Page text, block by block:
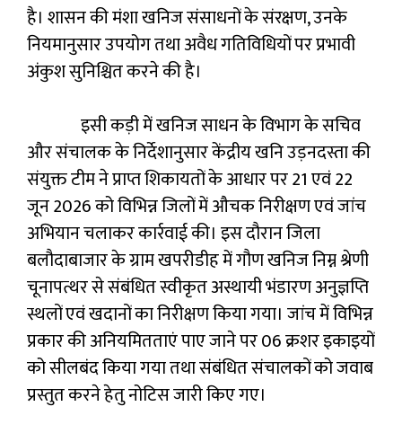
है। शासन की मंशा खनिज संसाधनों के संरक्षण, उनके
नियमानुसार उपयोग तथा अवैध गतिविधियों पर प्रभावी
अंकुश सुनिश्चित करने की है।
इसी कड़ी में खनिज साधन के विभाग के सचिव
और संचालक के निर्देशानुसार केंद्रीय खनि उड़नदस्ता की
संयुक्त टीम ने प्राप्त शिकायतों के आधार पर 21 एवं 22
जून 2026 को विभिन्न जिलों में औचक निरीक्षण एवं जांच
अभियान चलाकर कार्रवाई की। इस दौरान जिला
बलौदाबाजार के ग्राम खपरीडीह में गौण खनिज निम्न श्रेणी
चूनापत्थर से संबंधित स्वीकृत अस्थायी भंडारण अनुज्ञप्ति
स्थलों एवं खदानों का निरीक्षण किया गया। जांच में विभिन्न
प्रकार की अनियमितताएं पाए जाने पर 06 क्रशर इकाइयों
को सीलबंद किया गया तथा संबंधित संचालकों को जवाब
प्रस्तुत करने हेतु नोटिस जारी किए गए।